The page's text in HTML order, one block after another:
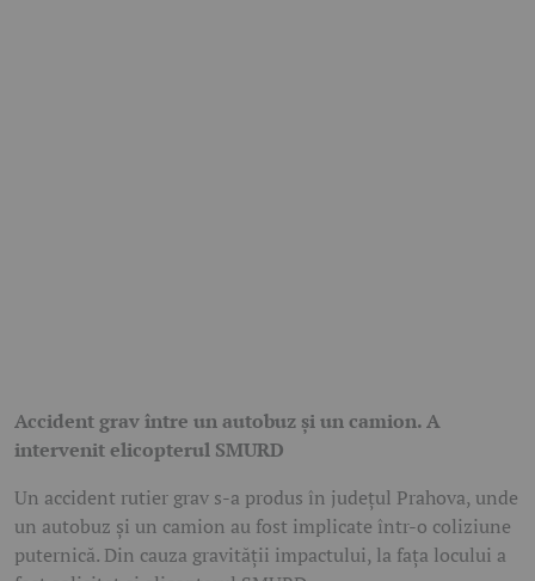
Accident grav între un autobuz și un camion. A
intervenit elicopterul SMURD
Un accident rutier grav s-a produs în județul Prahova, unde
un autobuz și un camion au fost implicate într-o coliziune
puternică. Din cauza gravității impactului, la fața locului a